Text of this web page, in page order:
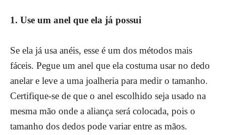
1. Use um anel que ela já possui
Se ela já usa anéis, esse é um dos métodos mais
fáceis. Pegue um anel que ela costuma usar no dedo
anelar e leve a uma joalheria para medir o tamanho.
Certifique-se de que o anel escolhido seja usado na
mesma mão onde a aliança será colocada, pois o
tamanho dos dedos pode variar entre as mãos.